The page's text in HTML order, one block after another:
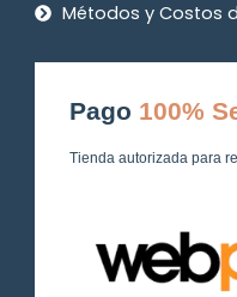
Métodos y Costos
Pago 100%
Tienda autorizada para